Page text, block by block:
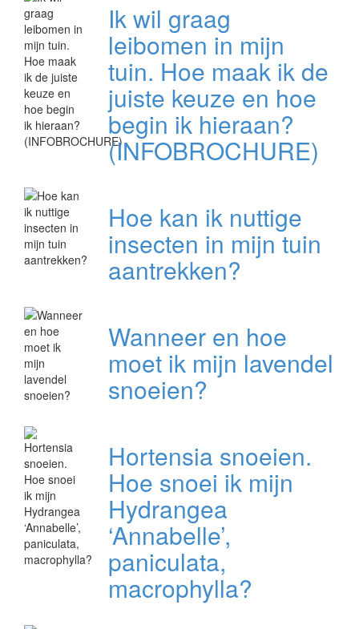
Ik wil graag
leibomen in mijn
tuin. Hoe maak ik de
juiste keuze en hoe
begin ik hieraan?
(INFOBROCHURE)
Hoe kan ik nuttige
insecten in mijn tuin
aantrekken?
Wanneer en hoe
moet ik mijn lavendel
snoeien?
Hortensia snoeien.
Hoe snoei ik mijn
Hydrangea
‘Annabelle’,
paniculata,
macrophylla?